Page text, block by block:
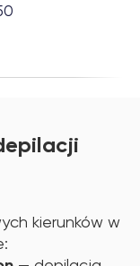
kierunków w